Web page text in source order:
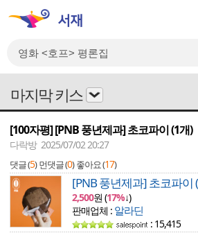
마지막 키스
[100자평] [PNB 풍년제과] 초코파이 (1개)
다락방 2025/07/02 20:27
댓글 (5) 먼댓글 (0) 좋아요 (17)
[PNB 풍년제과] 초코파이
2,500원 (17%↓)
판매업체 : 알라딘
: 15,415